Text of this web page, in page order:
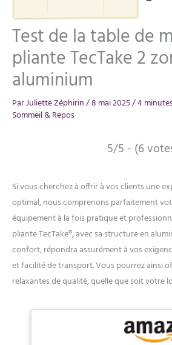
Test de la table de
pliante TecTake 2
aluminium
ParJuliette Zéphirin/8 mai 2025/4
Sommeil & Repos
5/5 - (6
Si vous cherchez à offrir à vos clients une
optimal, nous comprenons parfaitement
équipement à la fois pratique et
pliante TecTake®, avec sa structure en
confort, répondra assurément à vos
et facilité de transport. Vous pourrez ainsi
relaxantes de qualité, quelle que soit votre